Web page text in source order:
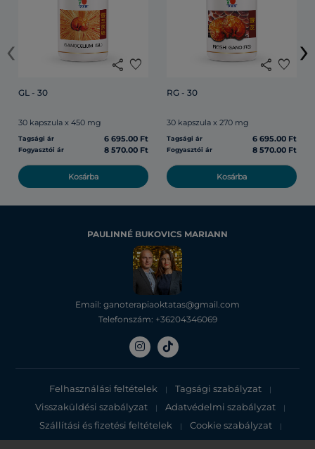
share favorite
GL - 30
30 kapszula x 450 mg
Tagsági ár 6 695.00 Ft
Fogyasztói ár 8 570.00 Ft
Kosárba
share favorite
RG - 30
30 kapszula x 270 mg
Tagsági ár 6 695.00 Ft
Fogyasztói ár 8 570.00 Ft
Kosárba
‹ ›
PAULINNÉ BUKOVICS MARIANN
Email: ganoterapiaoktatas@gmail.com
Telefonszám: +36204346069
Felhasználási feltételek | Tagsági szabályzat |
Visszaküldési szabályzat | Adatvédelmi szabályzat |
Szállítási és fizetési feltételek | Cookie szabályzat |
Adatvédelmi tájékoztató